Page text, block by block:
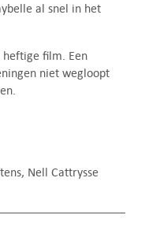
al snel in het
heftige film. Een
niet wegloopt
Nell Cattrysse